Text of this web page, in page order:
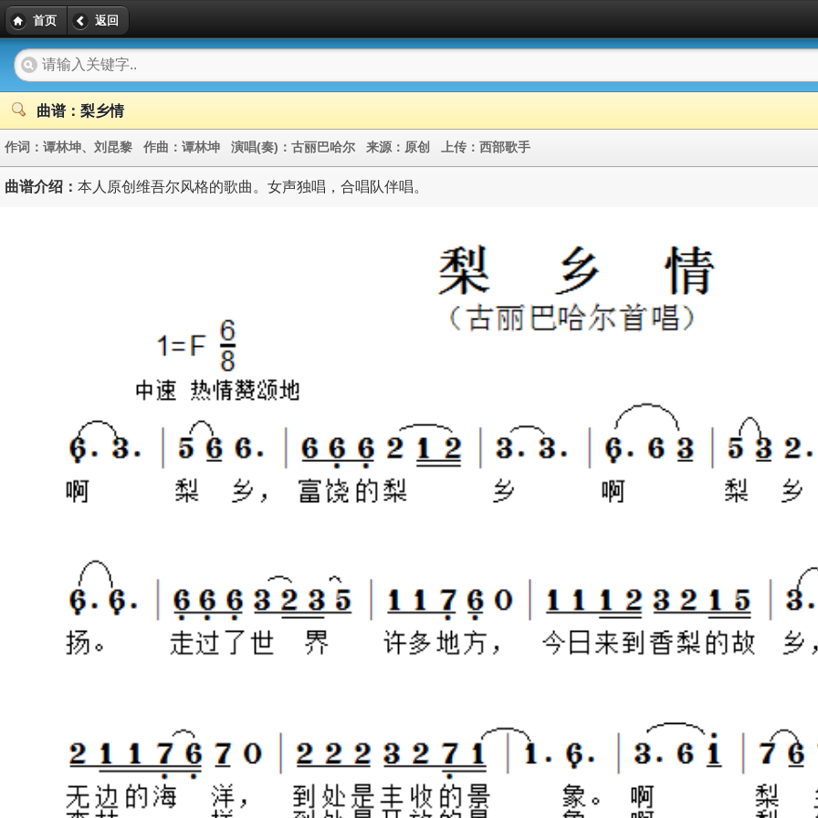
首页 返回
曲谱：梨乡情
作词： 谭林坤、刘昆黎 作曲： 谭林坤 演唱(奏)： 古丽巴哈尔 来源： 原创 上传： 西部歌手
曲谱介绍： 本人原创维吾尔风格的歌曲。女声独唱，合唱队伴唱。